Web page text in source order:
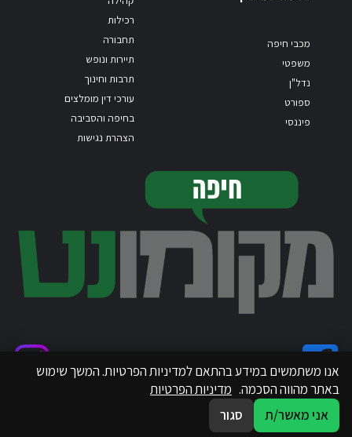
מכבי חיפה
משפטי
נדל"ן
ספורט
פיננסי
רכילות
תחבורה
תיירות ונופש
תרבות וחינוך
עורכי דין מומלצים
בחיפה והסביבה
הצהרת נגישות
אנו משתמשים במידע בהתאם למדיניות הפרטיות. המשך שימוש
באתר מהווה הסכמה. מדיניות הפרטיות
אני מאשר/ת
סגור